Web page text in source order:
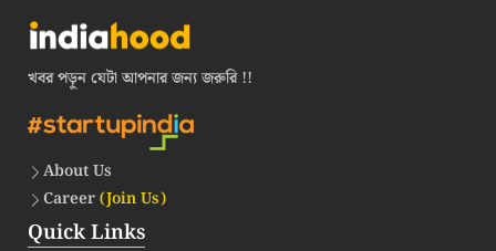
খবর পড়ুন যেটা আপনার জন্য জরুরি !!
About Us
Career(Join Us)
Quick Links